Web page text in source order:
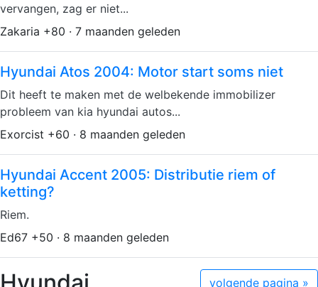
vervangen, zag er niet...
Zakaria +80 · 7 maanden geleden
Hyundai Atos 2004: Motor start soms niet
Dit heeft te maken met de welbekende immobilizer
probleem van kia hyundai autos...
Exorcist +60 · 8 maanden geleden
Hyundai Accent 2005: Distributie riem of
ketting?
Riem.
Ed67 +50 · 8 maanden geleden
volgende pagina »